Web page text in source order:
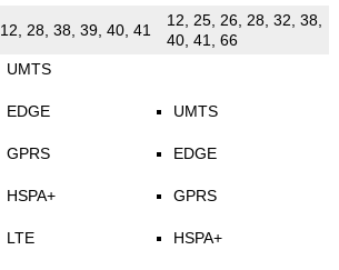
12, 28, 38, 39, 40, 41
12, 25, 26, 28, 32, 38,
40, 41, 66
UMTS
EDGE
GPRS
HSPA+
LTE
UMTS
EDGE
GPRS
HSPA+